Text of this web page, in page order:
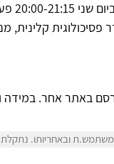
בשבועיים
פסיכולוגית
באתר אחר. במידה
ובאחריותו.